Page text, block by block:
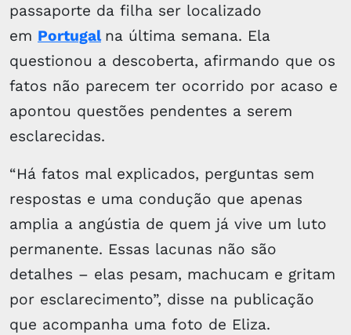
passaporte da filha ser localizado
em Portugal na última semana. Ela
questionou a descoberta, afirmando que os
fatos não parecem ter ocorrido por acaso e
apontou questões pendentes a serem
esclarecidas.
“Há fatos mal explicados, perguntas sem
respostas e uma condução que apenas
amplia a angústia de quem já vive um luto
permanente. Essas lacunas não são
detalhes – elas pesam, machucam e gritam
por esclarecimento”, disse na publicação
que acompanha uma foto de Eliza.